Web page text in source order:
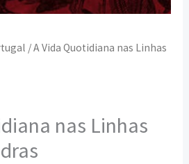
/ A Vida Quotidiana nas Linhas
nas Linhas